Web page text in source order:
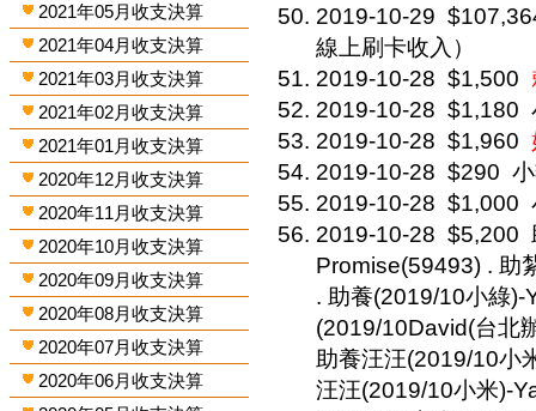
2021年05月收支決算
2021年04月收支決算
2021年03月收支決算
2021年02月收支決算
2021年01月收支決算
2020年12月收支決算
2020年11月收支決算
2020年10月收支決算
2020年09月收支決算
2020年08月收支決算
2020年07月收支決算
2020年06月收支決算
2019-10-29
線上刷卡收入）
2019-10-28 $1,500
2019-10-28 $1,180
2019-10-28 $1,960
2019-10-28 $290
2019-10-28 $1,000
2019-10-28 $5,200
Promise(59493) . 助
. 助養(2019/10小綠)-
(2019/10David(台北
助養汪汪(2019/10小
汪汪(2019/10小米)-